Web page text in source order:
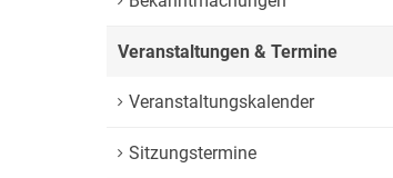
Veranstaltungen & Termine
Veranstaltungskalender
Sitzungstermine